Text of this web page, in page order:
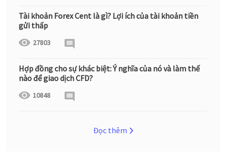
Tài khoản Forex Cent là gì? Lợi ích của tài khoản tiền
gửi thấp
27803
Hợp đồng cho sự khác biệt: Ý nghĩa của nó và làm thế
nào để giao dịch CFD?
10848
Đọc thêm